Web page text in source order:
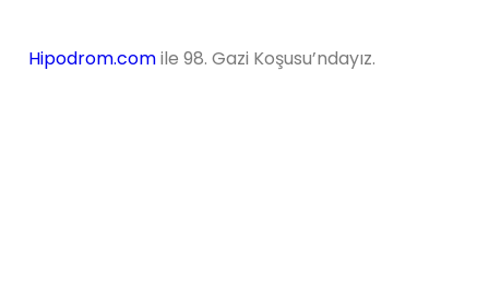
Hipodrom.comile 98. Gazi Koşusu’ndayız.